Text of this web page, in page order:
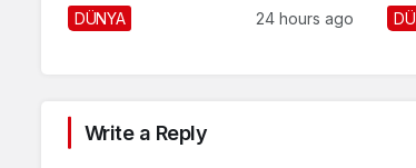
DÜNYA 24 hours ago
Write a Reply